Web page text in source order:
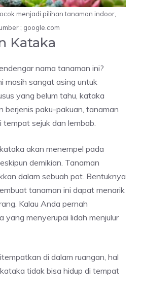
menjadi pilihan tanaman indoor,
; google.com
Kataka
nama tanaman ini?
masih sangat asing untuk
yang belum tahu, kataka
berjenis paku-pakuan, tanaman
sejuk dan lembab.
akan menempel pada
demikian. Tanaman
dalam sebuah pot. Bentuknya
tanaman ini dapat menarik
Kalau Anda pernah
yang menyerupai lidah menjulur
di dalam ruangan, hal
tidak bisa hidup di tempat